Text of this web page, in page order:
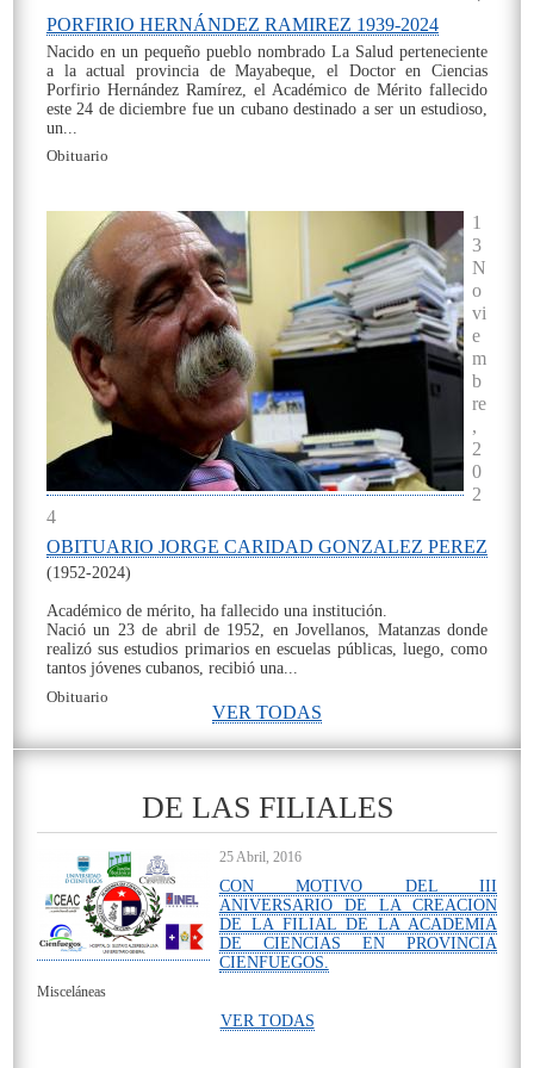
PORFIRIO HERNÁNDEZ RAMIREZ 1939-2024
Nacido en un pequeño pueblo nombrado La Salud perteneciente
a la actual provincia de Mayabeque, el Doctor en Ciencias
Porfirio Hernández Ramírez, el Académico de Mérito fallecido
este 24 de diciembre fue un cubano destinado a ser un estudioso,
un...
Obituario
1
3
N
o
vi
e
m
b
re
,
2
0
2
4
OBITUARIO JORGE CARIDAD GONZALEZ PEREZ
(1952-2024)
Académico de mérito, ha fallecido una institución.
Nació un 23 de abril de 1952, en Jovellanos, Matanzas donde
realizó sus estudios primarios en escuelas públicas, luego, como
tantos jóvenes cubanos, recibió una...
Obituario
VER TODAS
DE LAS FILIALES
25 Abril, 2016
CON MOTIVO DEL III
ANIVERSARIO DE LA CREACION
DE LA FILIAL DE LA ACADEMIA
DE CIENCIAS EN PROVINCIA
CIENFUEGOS.
Misceláneas
VER TODAS